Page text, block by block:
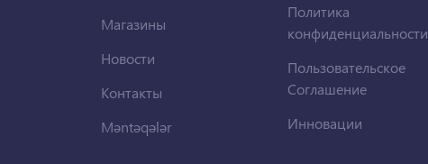
Магазины
Новости
Контакты
Məntəqələr
Политика
конфиденциальности
Пользовательское
Соглашение
Инновации